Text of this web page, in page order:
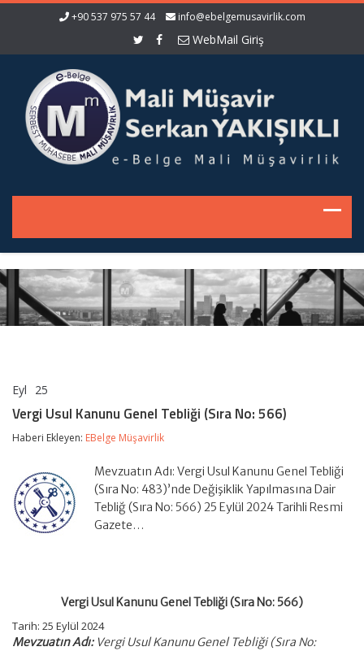
+90 537 975 57 44 info@ebelgemusavirlik.com
WebMail Giriş
Eyl 25
Kanunu
Genel
Tebliği
566)
için
Vergi Usul Kanunu Genel Tebliği (Sıra No: 566)
Haberi Ekleyen: EBelge Müşavirlik
Mevzuatın Adı: Vergi Usul Kanunu Genel Tebliği
(Sıra No: 483)’nde Değişiklik Yapılmasına Dair
Tebliğ (Sıra No: 566) 25 Eylül 2024 Tarihli Resmi
Gazete…
Vergi Usul Kanunu Genel Tebliği (Sıra No: 566)
Tarih: 25 Eylül 2024
Mevzuatın Adı:Vergi Usul Kanunu Genel Tebliği (Sıra No: